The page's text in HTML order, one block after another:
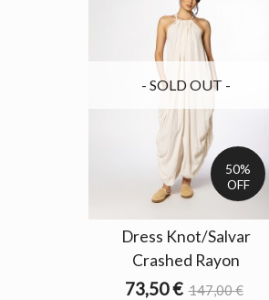
50%
OFF
- SOLD OUT -
Dress Knot/Salvar
Crashed Rayon
73,50 € 147,00 €